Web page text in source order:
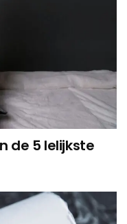
de 5 lelijkste